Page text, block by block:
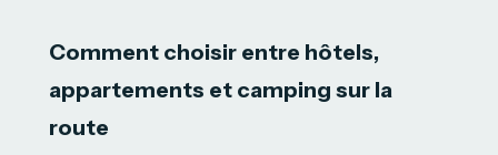
Comment choisir entre hôtels,
appartements et camping sur la
route